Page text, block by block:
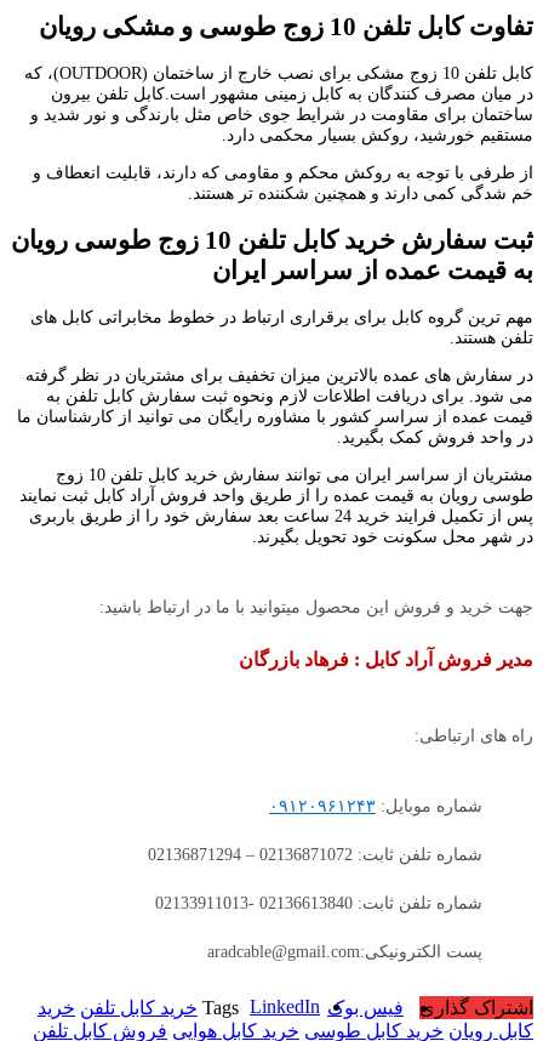
تفاوت کابل تلفن 10 زوج طوسی و مشکی رویان
کابل تلفن 10 زوج مشکی برای نصب خارج از ساختمان (OUTDOOR)، که
در میان مصرف کنندگان به کابل زمینی مشهور است.کابل تلفن بیرون
ساختمان برای مقاومت در شرایط جوی خاص مثل بارندگی و نور شدید و
مستقیم خورشید، روکش بسیار محکمی دارد.
از طرفی با توجه به روکش محکم و مقاومی که دارند، قابلیت انعطاف و
خم شدگی کمی دارند و همچنین شکننده تر هستند.
ثبت سفارش خرید کابل تلفن 10 زوج طوسی رویان
به قیمت عمده از سراسر ایران
مهم ترین گروه کابل برای برقراری ارتباط در خطوط مخابراتی کابل های
تلفن هستند.
در سفارش های عمده بالاترین میزان تخفیف برای مشتریان در نظر گرفته
می شود. برای دریافت اطلاعات لازم ونحوه ثبت سفارش کابل تلفن به
قیمت عمده از سراسر کشور با مشاوره رایگان می توانید از کارشناسان ما
در واحد فروش کمک بگیرید.
مشتریان از سراسر ایران می توانند سفارش خرید کابل تلفن 10 زوج
طوسی رویان به قیمت عمده را از طریق واحد فروش آراد کابل ثبت نمایند
پس از تکمیل فرایند خرید 24 ساعت بعد سفارش خود را از طریق باربری
در شهر محل سکونت خود تحویل بگیرند.
جهت خرید و فروش این محصول میتوانید با ما در ارتباط باشید:
مدیر فروش آراد کابل : فرهاد بازرگان
راه های ارتباطی:
شماره موبایل: ۰۹۱۲۰۹۶۱۲۴۳
شماره تلفن ثابت: 02136871072 – 02136871294
شماره تلفن ثابت: 02136613840 -02133911013
پست الکترونیکی:aradcable@gmail.com
اشتراک گذاری فیس بوک LinkedIn
Tags خرید کابل تلفن خرید
کابل رویان خرید کابل طوسی خرید کابل هوایی فروش کابل تلفن